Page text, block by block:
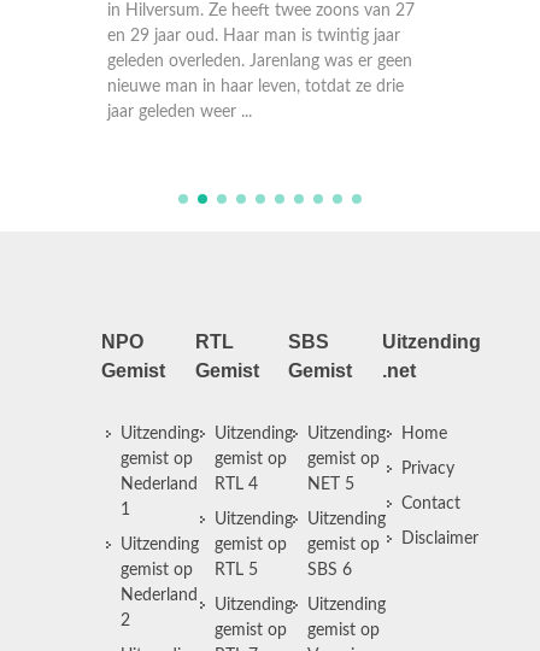
in Hilversum. Ze heeft twee zoons van 27
en 29 jaar oud. Haar man is twintig jaar
geleden overleden. Jarenlang was er geen
nieuwe man in haar leven, totdat ze drie
jaar geleden weer ...
NPO
Gemist
Uitzending
gemist op
Nederland
1
Uitzending
gemist op
Nederland
2
RTL
Gemist
Uitzending
gemist op
RTL 4
Uitzending
gemist op
RTL 5
Uitzending
gemist op
SBS
Gemist
Uitzending
gemist op
NET 5
Uitzending
gemist op
SBS 6
Uitzending
gemist op
Uitzending
.net
Home
Privacy
Contact
Disclaimer